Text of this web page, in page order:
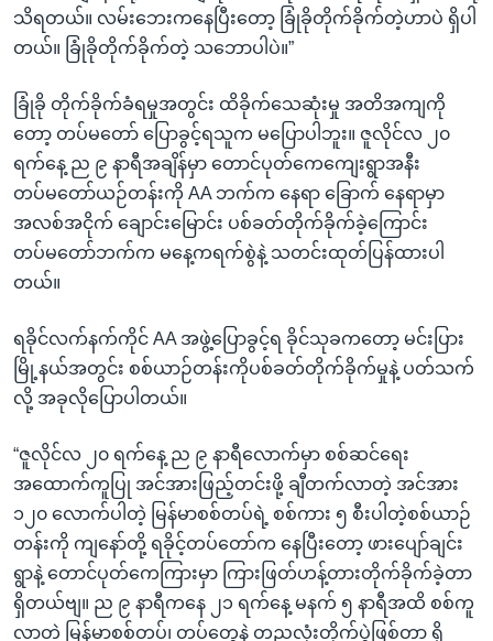
သိရတယ်။ လမ်းဘေးကနေပြီးတော့ ခြုံခိုတိုက်ခိုက်တဲ့ဟာပဲ ရှိပါ
တယ်။ ခြုံခိုတိုက်ခိုက်တဲ့ သဘောပါပဲ။”
ခြုံခို တိုက်ခိုက်ခံရမှုအတွင်း ထိခိုက်သေဆုံးမှု အတိအကျကို
တော့ တပ်မတော် ပြောခွင့်ရသူက မပြောပါဘူး။ ဇူလိုင်လ ၂၀
ရက်နေ့ ည ၉ နာရီအချိန်မှာ တောင်ပုတ်ကေကျေးရွာအနီး
တပ်မတော်ယဉ်တန်းကို AA ဘက်က နေရာ ခြောက် နေရာမှာ
အလစ်အငိုက် ချောင်းမြောင်း ပစ်ခတ်တိုက်ခိုက်ခဲ့ကြောင်း
တပ်မတော်ဘက်က မနေ့ကရက်စွဲနဲ့ သတင်းထုတ်ပြန်ထားပါ
တယ်။
ရခိုင်လက်နက်ကိုင် AA အဖွဲ့ပြောခွင့်ရ ခိုင်သုခကတော့ မင်းပြား
မြို့နယ်အတွင်း စစ်ယာဉ်တန်းကိုပစ်ခတ်တိုက်ခိုက်မှုနဲ့ ပတ်သက်
လို့ အခုလိုပြောပါတယ်။
“ဇူလိုင်လ ၂၀ ရက်နေ့ ည ၉ နာရီလောက်မှာ စစ်ဆင်ရေး
အထောက်ကူပြု အင်အားဖြည့်တင်းဖို့ ချီတက်လာတဲ့ အင်အား
၁၂၀ လောက်ပါတဲ့ မြန်မာစစ်တပ်ရဲ့ စစ်ကား ၅ စီးပါတဲ့စစ်ယာဉ်
တန်းကို ကျနော်တို့ ရခိုင့်တပ်တော်က နေပြီးတော့ ဖားပျော်ချင်း
ရွာနဲ့ တောင်ပုတ်ကေကြားမှာ ကြားဖြတ်ဟန့်တားတိုက်ခိုက်ခဲ့တာ
ရှိတယ်ဗျ။ ည ၉ နာရီကနေ ၂၁ ရက်နေ့ မနက် ၅ နာရီအထိ စစ်ကူ
လာတဲ့ မြန်မာစစ်တပ်၊ တပ်တွေနဲ့ တညလုံးတိုက်ပွဲဖြစ်တာ ရှိ